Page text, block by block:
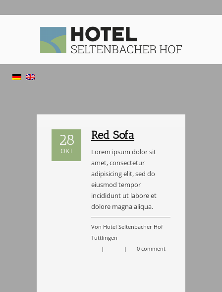
28
OKT
Red Sofa
Lorem ipsum dolor sit
amet, consectetur
adipisicing elit, sed do
eiusmod tempor
incididunt ut labore et
dolore magna aliqua.
Von Hotel Seltenbacher Hof
Tuttlingen
|
| 0 comment